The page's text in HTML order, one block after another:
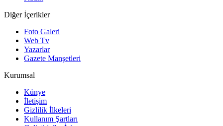
Diğer İçerikler
Foto Galeri
Web Tv
Yazarlar
Gazete Manşetleri
Kurumsal
Künye
İletişim
Gizlilik İlkeleri
Kullanım Şartları